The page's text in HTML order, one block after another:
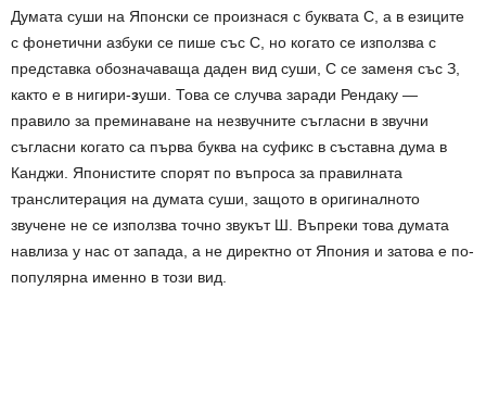
Думата суши на Японски се произнася с буквата С, а в езиците
с фонетични азбуки се пише със С, но когато се използва с
представка обозначаваща даден вид суши, С се заменя със З,
както е в нигири-зуши. Това се случва заради Рендаку —
правило за преминаване на незвучните съгласни в звучни
съгласни когато са първа буква на суфикс в съставна дума в
Канджи. Японистите спорят по въпроса за правилната
транслитерация на думата суши, защото в оригиналното
звучене не се използва точно звукът Ш. Въпреки това думата
навлиза у нас от запада, а не директно от Япония и затова е по-
популярна именно в този вид.